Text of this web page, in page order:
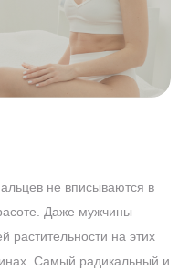
не вписываются в
Даже мужчины
растительности на этих
Самый радикальный и